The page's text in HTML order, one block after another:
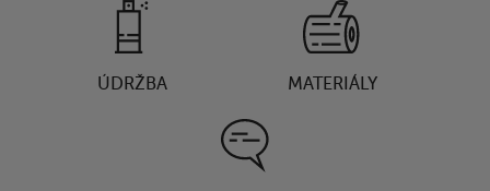
ÚDRŽBA MATERIÁLY